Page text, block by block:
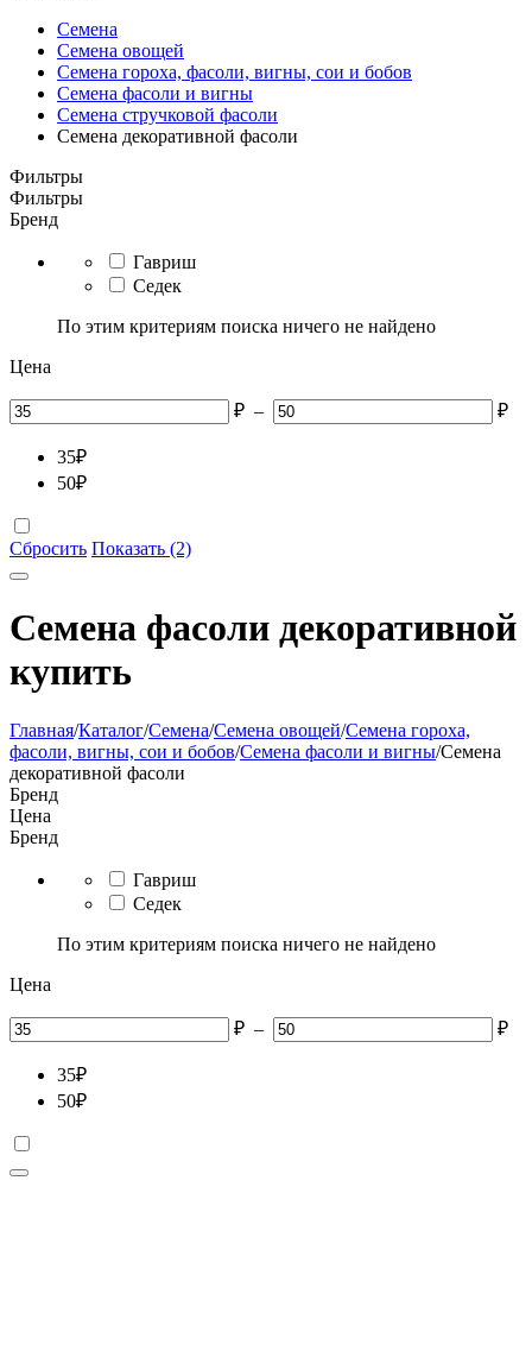
Семена
Семена овощей
Семена гороха, фасоли, вигны, сои и бобов
Семена фасоли и вигны
Семена стручковой фасоли
Семена декоративной фасоли
Фильтры
Фильтры
Бренд
Гавриш
Седек
По этим критериям поиска ничего не найдено
Цена
₽ – ₽
35₽
50₽
Сбросить Показать (2)
Семена фасоли декоративной
купить
Главная/Каталог/Семена/Семена овощей/Семена гороха,
фасоли, вигны, сои и бобов/Семена фасоли и вигны/Семена
декоративной фасоли
Бренд
Цена
Бренд
Гавриш
Седек
По этим критериям поиска ничего не найдено
Цена
₽ – ₽
35₽
50₽